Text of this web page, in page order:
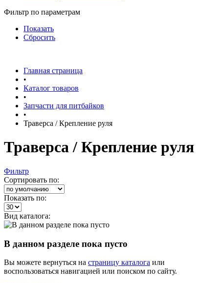
Фильтр по параметрам
Показать
Сбросить
Главная страница
•
Каталог товаров
•
Запчасти для питбайков
•
Траверса / Крепление руля
Траверса / Крепление руля
Фильтр
Сортировать по:
Показать по:
Вид каталога:
В данном разделе пока пусто
Вы можете вернуться на страницу каталога или
воспользоваться навигацией или поиском по сайту.